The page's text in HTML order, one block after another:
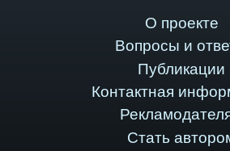
О проекте
Вопросы и
Публикации
Контактная
Стать